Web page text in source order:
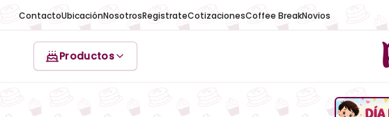
ContactoUbicaciónNosotrosRegistrateCotizacionesCoffee BreakNovios
Productos